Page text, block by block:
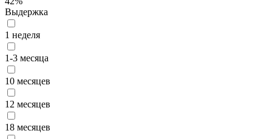
Выдержка
1 неделя
1-3 месяца
10 месяцев
12 месяцев
18 месяцев